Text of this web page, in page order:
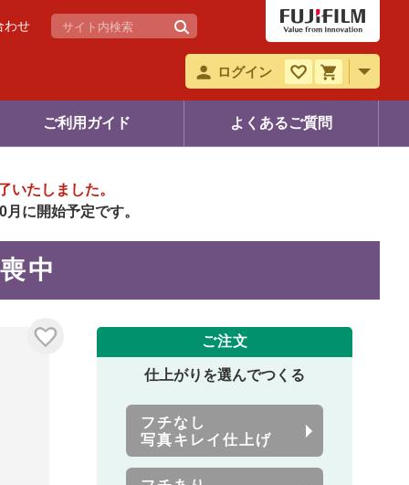
わせ
ログイン
ご利用ガイド よくあるご質問
いたしました。
月に開始予定です。
中
ご注文
仕上がりを選んでつくる
フチなし
写真キレイ仕上げ